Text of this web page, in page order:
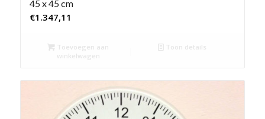
45 x 45 cm
€1.347,11
Toevoegen aan
winkelwagen
Toon details